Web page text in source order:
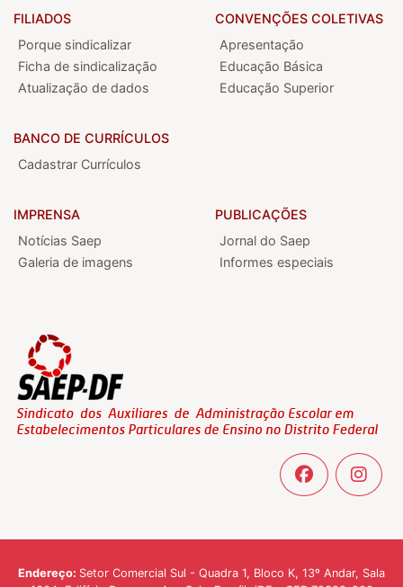
FILIADOS
Porque sindicalizar
Ficha de sindicalização
Atualização de dados
BANCO DE CURRÍCULOS
Cadastrar Currículos
CONVENÇÕES COLETIVAS
Apresentação
Educação Básica
Educação Superior
IMPRENSA
Notícias Saep
Galeria de imagens
PUBLICAÇÕES
Jornal do Saep
Informes especiais
Endereço: Setor Comercial Sul - Quadra 1, Bloco K, 13º Andar, Sala